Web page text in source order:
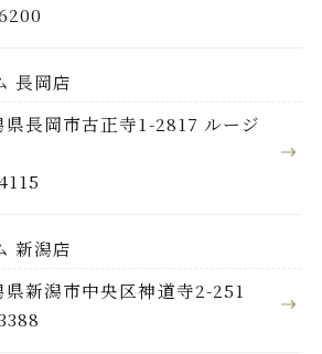
長岡店
長岡市古正寺1-2817 ルージ
新潟店
新潟市中央区神道寺2-251